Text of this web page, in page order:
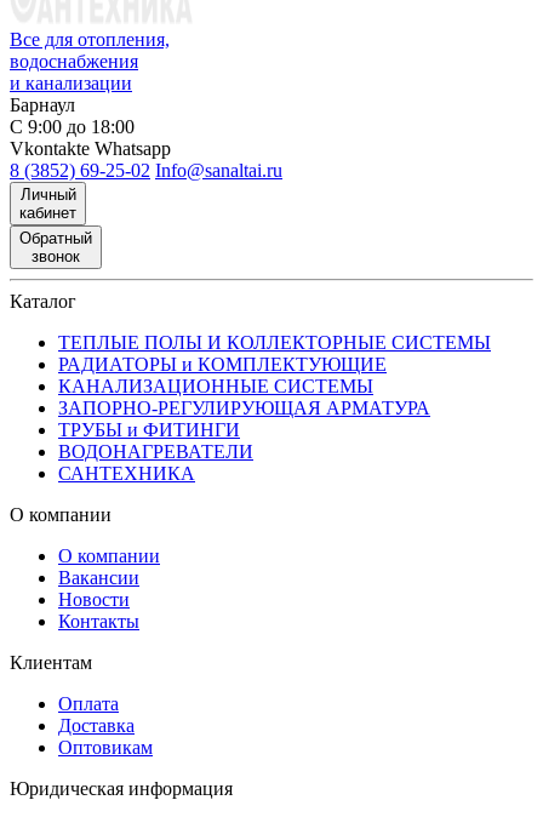
Все для отопления,
водоснабжения
и канализации
Барнаул
С 9:00 до 18:00
Vkontakte Whatsapp
8 (3852) 69-25-02 Info@sanaltai.ru
Личный
кабинет
Обратный
звонок
Каталог
ТЕПЛЫЕ ПОЛЫ И КОЛЛЕКТОРНЫЕ СИСТЕМЫ
РАДИАТОРЫ и КОМПЛЕКТУЮЩИЕ
КАНАЛИЗАЦИОННЫЕ СИСТЕМЫ
ЗАПОРНО-РЕГУЛИРУЮЩАЯ АРМАТУРА
ТРУБЫ и ФИТИНГИ
ВОДОНАГРЕВАТЕЛИ
САНТЕХНИКА
О компании
О компании
Вакансии
Новости
Контакты
Клиентам
Оплата
Доставка
Оптовикам
Юридическая информация